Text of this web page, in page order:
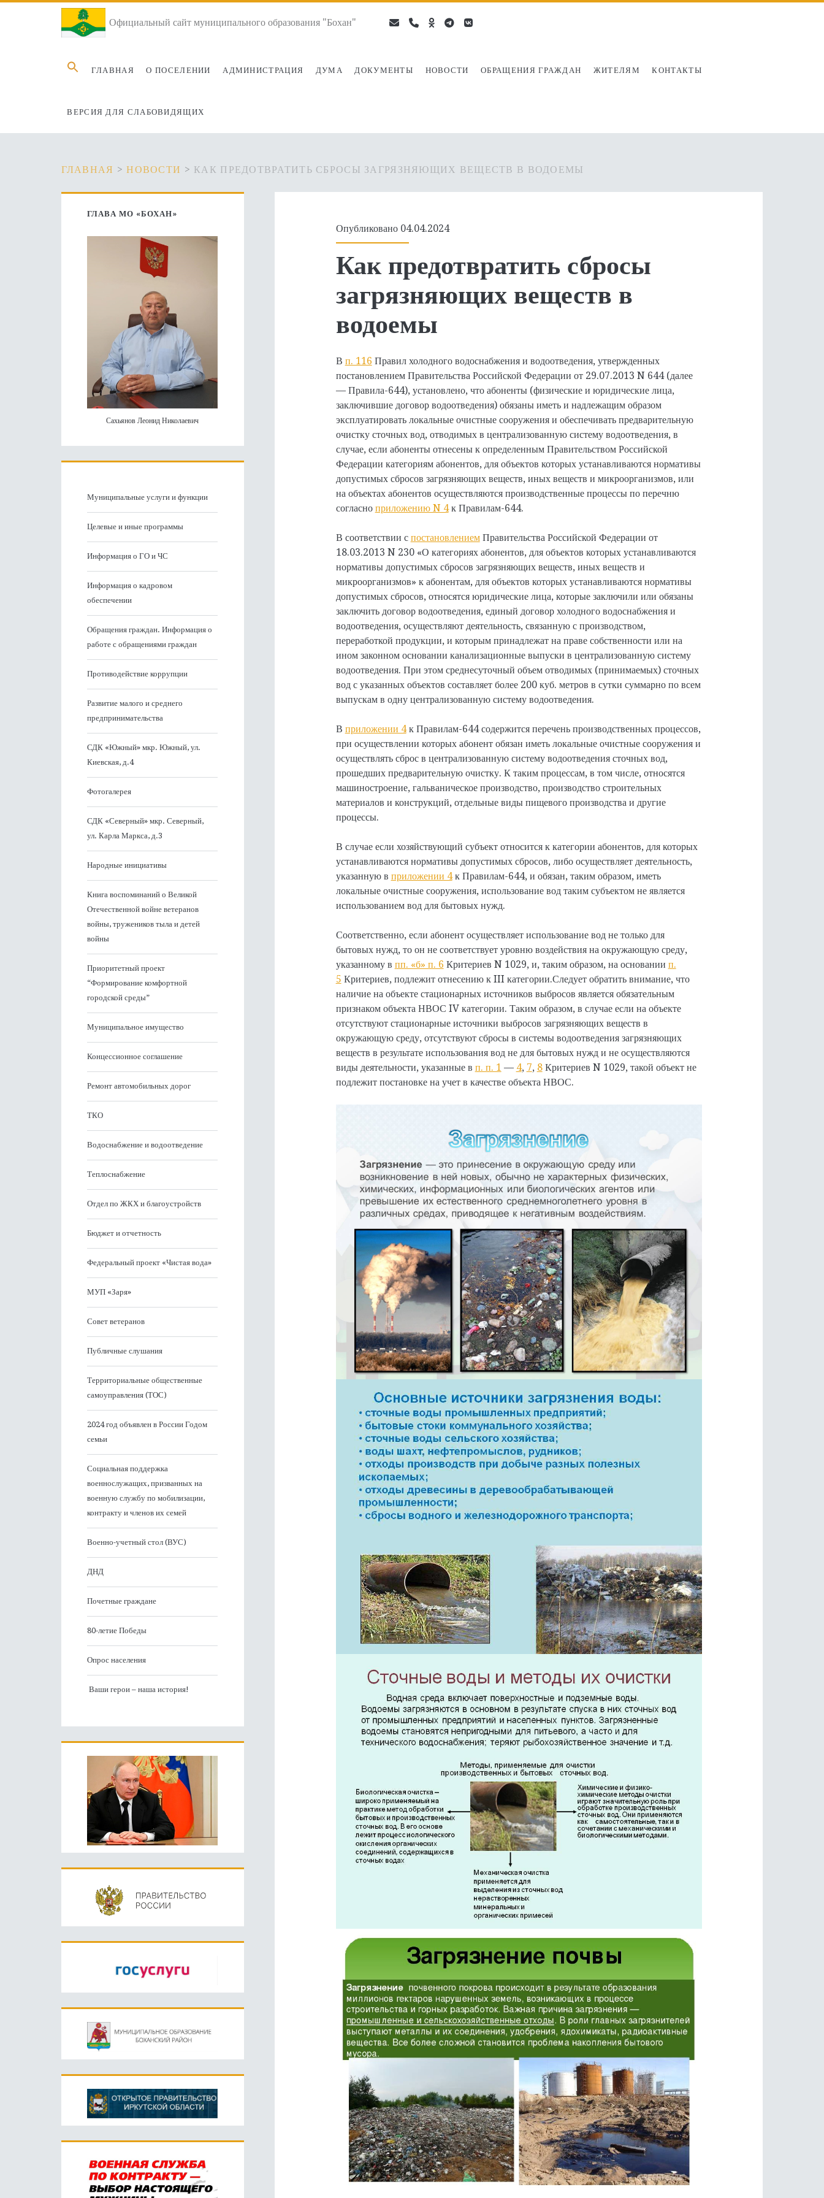
Официальный сайт муниципального образования "Бохан"
Search
for:
ГЛАВНАЯ О ПОСЕЛЕНИИ АДМИНИСТРАЦИЯ ДУМА ДОКУМЕНТЫ НОВОСТИ ОБРАЩЕНИЯ ГРАЖДАН ЖИТЕЛЯМ КОНТАКТЫ
ВЕРСИЯ ДЛЯ СЛАБОВИДЯЩИХ
emailphone
ok- telegram
vk
ГЛАВНАЯ >НОВОСТИ > КАК ПРЕДОТВРАТИТЬ СБРОСЫ ЗАГРЯЗНЯЮЩИХ ВЕЩЕСТВ В ВОДОЕМЫ
Опубликовано 04.04.2024
Как предотвратить сбросы
загрязняющих веществ в
водоемы
В п. 116 Правил холодного водоснабжения и водоотведения, утвержденных
постановлением Правительства Российской Федерации от 29.07.2013 N 644 (далее
— Правила-644), установлено, что абоненты (физические и юридические лица,
заключившие договор водоотведения) обязаны иметь и надлежащим образом
эксплуатировать локальные очистные сооружения и обеспечивать предварительную
очистку сточных вод, отводимых в централизованную систему водоотведения, в
случае, если абоненты отнесены к определенным Правительством Российской
Федерации категориям абонентов, для объектов которых устанавливаются нормативы
допустимых сбросов загрязняющих веществ, иных веществ и микроорганизмов, или
на объектах абонентов осуществляются производственные процессы по перечню
согласно приложению N 4к Правилам-644.
В соответствии с постановлениемПравительства Российской Федерации от
18.03.2013 N 230 «О категориях абонентов, для объектов которых устанавливаются
нормативы допустимых сбросов загрязняющих веществ, иных веществ и
микроорганизмов» к абонентам, для объектов которых устанавливаются нормативы
допустимых сбросов, относятся юридические лица, которые заключили или обязаны
заключить договор водоотведения, единый договор холодного водоснабжения и
водоотведения, осуществляют деятельность, связанную с производством,
переработкой продукции, и которым принадлежат на праве собственности или на
ином законном основании канализационные выпуски в централизованную систему
водоотведения. При этом среднесуточный объем отводимых (принимаемых) сточных
вод с указанных объектов составляет более 200 куб. метров в сутки суммарно по всем
выпускам в одну централизованную систему водоотведения.
В приложении 4к Правилам-644 содержится перечень производственных процессов,
при осуществлении которых абонент обязан иметь локальные очистные сооружения и
осуществлять сброс в централизованную систему водоотведения сточных вод,
прошедших предварительную очистку. К таким процессам, в том числе, относятся
машиностроение, гальваническое производство, производство строительных
материалов и конструкций, отдельные виды пищевого производства и другие
процессы.
В случае если хозяйствующий субъект относится к категории абонентов, для которых
устанавливаются нормативы допустимых сбросов, либо осуществляет деятельность,
указанную в приложении 4к Правилам-644, и обязан, таким образом, иметь
локальные очистные сооружения, использование вод таким субъектом не является
использованием вод для бытовых нужд.
Соответственно, если абонент осуществляет использование вод не только для
бытовых нужд, то он не соответствует уровню воздействия на окружающую среду,
указанному в пп. «б» п. 6 Критериев N 1029, и, таким образом, на основании п.
5 Критериев, подлежит отнесению к III категории.Следует обратить внимание, что
наличие на объекте стационарных источников выбросов является обязательным
признаком объекта НВОС IV категории. Таким образом, в случае если на объекте
отсутствуют стационарные источники выбросов загрязняющих веществ в
окружающую среду, отсутствуют сбросы в системы водоотведения загрязняющих
веществ в результате использования вод не для бытовых нужд и не осуществляются
виды деятельности, указанные в п. п. 1 — 4, 7, 8Критериев N 1029, такой объект не
подлежит постановке на учет в качестве объекта НВОС.
Основная
боковая
ГЛАВА МО «БОХАН»
Сахьянов Леонид Николаевич
Муниципальные услуги и функции
Целевые и иные программы
Информация о ГО и ЧС
Информация о кадровом
обеспечении
Обращения граждан. Информация о
работе с обращениями граждан
Противодействие коррупции
Развитие малого и среднего
предпринимательства
СДК «Южный» мкр. Южный, ул.
Киевская, д.4
Фотогалерея
СДК «Северный» мкр. Северный,
ул. Карла Маркса, д.3
Народные инициативы
Книга воспоминаний о Великой
Отечественной войне ветеранов
войны, тружеников тыла и детей
войны
Приоритетный проект
“Формирование комфортной
городской среды”
Муниципальное имущество
Концессионное соглашение
Ремонт автомобильных дорог
ТКО
Водоснабжение и водоотведение
Теплоснабжение
Отдел по ЖКХ и благоустройств
Бюджет и отчетность
Федеральный проект «Чистая вода»
МУП «Заря»
Совет ветеранов
Публичные слушания
Территориальные общественные
самоуправления (ТОС)
2024 год объявлен в России Годом
семьи
Социальная поддержка
военнослужащих, призванных на
военную службу по мобилизации,
контракту и членов их семей
Военно-учетный стол (ВУС)
ДНД
Почетные граждане
80-летие Победы
Опрос населения
Ваши герои – наша история!